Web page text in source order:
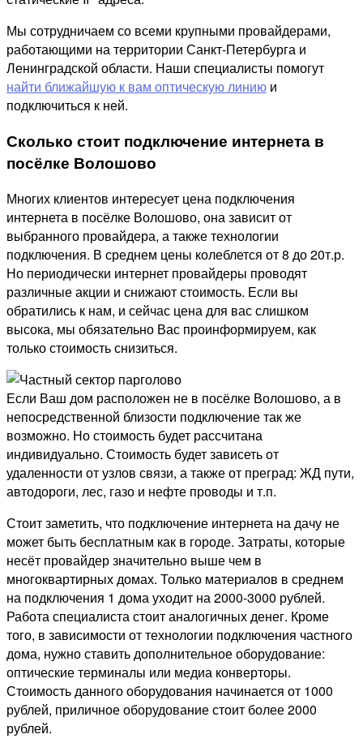
Мы сотрудничаем со всеми крупными провайдерами,
работающими на территории Санкт-Петербурга и
Ленинградской области. Наши специалисты помогут
найти ближайшую к вам оптическую линию и
подключиться к ней.
Сколько стоит подключение интернета в
посёлке Волошово
Многих клиентов интересует цена подключения
интернета в посёлке Волошово, она зависит от
выбранного провайдера, а также технологии
подключения. В среднем цены колеблется от 8 до 20т.р.
Но периодически интернет провайдеры проводят
различные акции и снижают стоимость. Если вы
обратились к нам, и сейчас цена для вас слишком
высока, мы обязательно Вас проинформируем, как
только стоимость снизиться.
Если Ваш дом расположен не в посёлке Волошово, а в
непосредственной близости подключение так же
возможно. Но стоимость будет рассчитана
индивидуально. Стоимость будет зависеть от
удаленности от узлов связи, а также от преград: ЖД пути,
автодороги, лес, газо и нефте проводы и т.п.
Стоит заметить, что подключение интернета на дачу не
может быть бесплатным как в городе. Затраты, которые
несёт провайдер значительно выше чем в
многоквартирных домах. Только материалов в среднем
на подключения 1 дома уходит на 2000-3000 рублей.
Работа специалиста стоит аналогичных денег. Кроме
того, в зависимости от технологии подключения частного
дома, нужно ставить дополнительное оборудование:
оптические терминалы или медиа конверторы.
Стоимость данного оборудования начинается от 1000
рублей, приличное оборудование стоит более 2000
рублей.